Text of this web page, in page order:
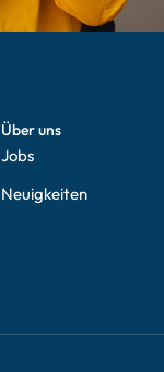
Über uns
Jobs
Neuigkeiten